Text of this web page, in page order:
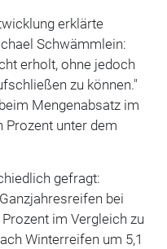
erklärte
Schwämmlein:
erholt, ohne jedoch
zu können."
Mengenabsatz im
Prozent unter dem
gefragt:
bei
im Vergleich zu
Winterreifen um 5,1